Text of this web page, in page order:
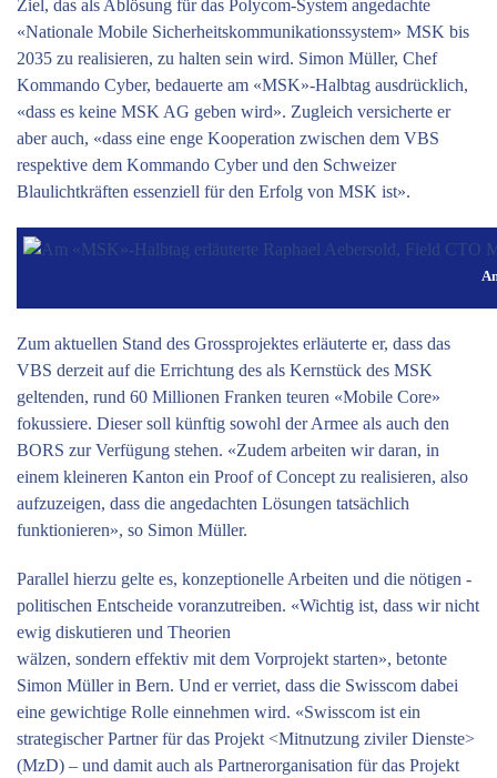
Ziel, das als Ablösung für das Poly­com-System angedachte
«Nationale Mobile Sicherheitskommunikationssystem» MSK bis
2035 zu realisieren, zu halten sein wird. Simon Müller, Chef
Kommando Cyber, bedauerte am «MSK»-Halbtag ausdrücklich,
«dass es keine MSK AG geben wird». Zugleich versicherte er
aber auch, «dass eine enge Kooperation zwischen dem VBS
respektive dem Kommando Cyber und den Schweizer
Blaulichtkräften essenziell für den Erfolg von MSK ist».
Zum aktuellen Stand des Grossprojektes erläuterte er, dass das
VBS derzeit auf die Errichtung des als Kernstück des MSK
geltenden, rund 60 Millionen Franken teuren «Mobile Core»
fokussiere. Dieser soll künftig sowohl der Armee als auch den
BORS zur Verfügung stehen. «Zudem arbeiten wir daran, in
einem kleineren Kanton ein Proof of Concept zu realisieren, also
aufzuzeigen, dass die angedachten Lösungen tatsächlich
funktionieren», so Simon Müller.
Parallel hierzu gelte es, konzeptionelle Arbeiten und die nötigen ­
politischen Entscheide voranzutreiben. «Wichtig ist, dass wir nicht
ewig diskutieren und Theorien
wälzen, sondern effektiv mit dem Vorprojekt starten», betonte
Simon Müller in Bern. Und er verriet, dass die Swisscom dabei
eine gewichtige Rolle einnehmen wird. «Swisscom ist ein
strategischer Partner für das Projekt <Mitnutzung ziviler Dienste>
(MzD) – und damit auch als Partnerorganisation für das Projekt